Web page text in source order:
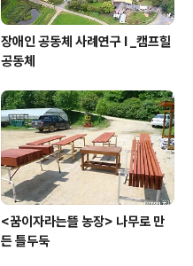
장애인 공동체 사례연구 I _캠프힐
공동체
<꿈이자라는뜰 농장> 나무로 만
든 틀두둑